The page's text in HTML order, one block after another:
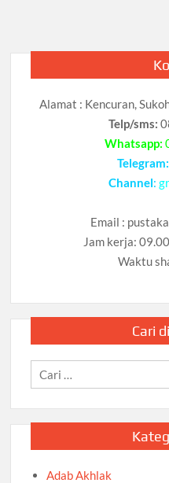
Alamat : Kencuran,
Telp/sms:
Whatsapp:
Telegram:
Channel:
Email :
Jam kerja:
Waktu
Cari
Adab Akhlak